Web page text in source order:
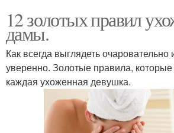
12 золотых правил
дамы.
Как всегда выглядеть очаровательно
уверенно. Золотые правила,
каждая ухоженная девушка.